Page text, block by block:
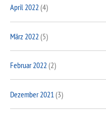
April 2022 (4)
März 2022 (5)
Februar 2022 (2)
Dezember 2021 (3)